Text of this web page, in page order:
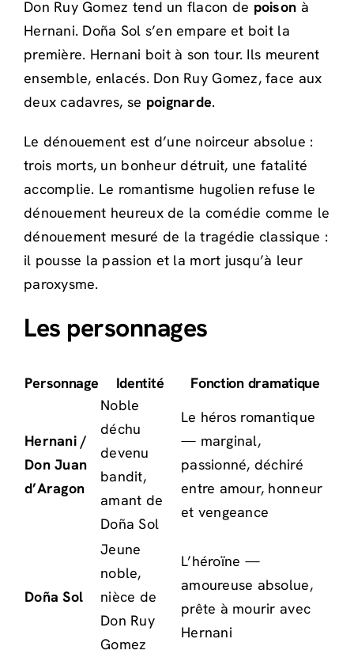
Don Ruy Gomez tend un flacon de poison à
Hernani. Doña Sol s’en empare et boit la
première. Hernani boit à son tour. Ils meurent
ensemble, enlacés. Don Ruy Gomez, face aux
deux cadavres, se poignarde.
Le dénouement est d’une noirceur absolue :
trois morts, un bonheur détruit, une fatalité
accomplie. Le romantisme hugolien refuse le
dénouement heureux de la comédie comme le
dénouement mesuré de la tragédie classique :
il pousse la passion et la mort jusqu’à leur
paroxysme.
Les personnages
Personnage Identité Fonction dramatique
Hernani /
Don Juan
d’Aragon
Noble
déchu
devenu
bandit,
amant de
Doña Sol
Le héros romantique
— marginal,
passionné, déchiré
entre amour, honneur
et vengeance
Doña Sol
Jeune
noble,
nièce de
Don Ruy
Gomez
L’héroïne —
amoureuse absolue,
prête à mourir avec
Hernani